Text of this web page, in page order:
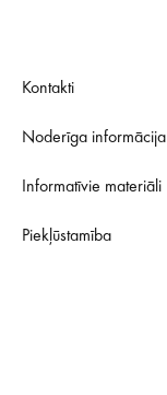
Kontakti
Noderīga informācija
Informatīvie materiāli
Piekļūstamība